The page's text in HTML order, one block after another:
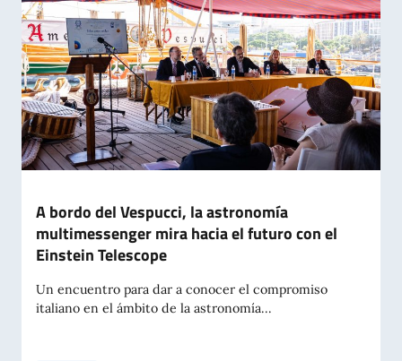
A bordo del Vespucci, la astronomía
multimessenger mira hacia el futuro con el
Einstein Telescope
Un encuentro para dar a conocer el compromiso
italiano en el ámbito de la astronomía...